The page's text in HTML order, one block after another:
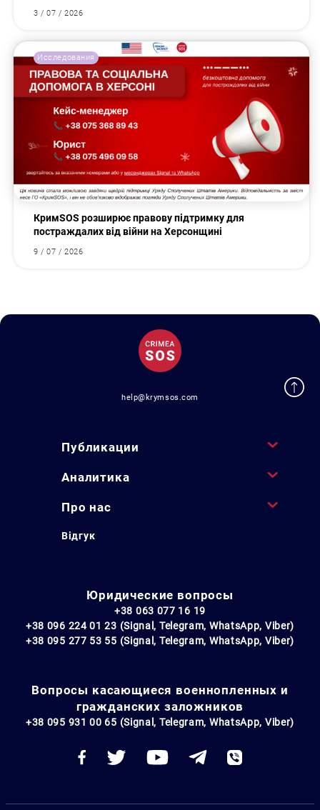
3 / 07 / 2026
Исследования
КримSOS розширює правову підтримку для
постраждалих від війни на Херсонщині
9 / 07 / 2026
help@krymsos.com
Публикации
Аналитика
Про нас
Відгук
Юридические вопросы
+38 063 077 16 19
+38 096 224 01 23 (Signal, Telegram, WhatsApp, Viber)
+38 095 277 53 55 (Signal, Telegram, WhatsApp, Viber)
Вопросы касающиеся военнопленных и
гражданских заложников
+38 095 931 00 65 (Signal, Telegram, WhatsApp, Viber)